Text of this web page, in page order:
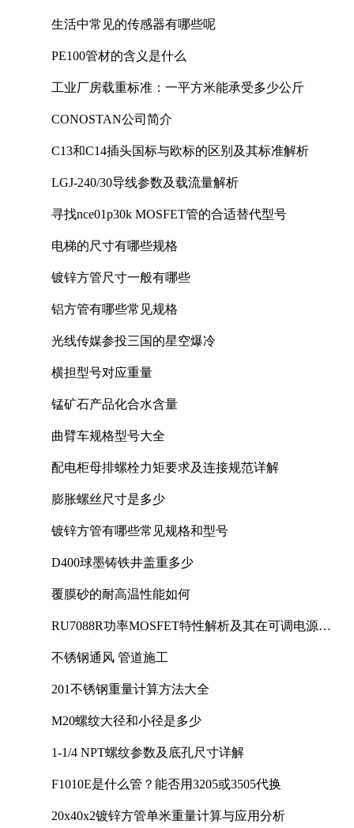
生活中常见的传感器有哪些呢
PE100管材的含义是什么
工业厂房载重标准：一平方米能承受多少公斤
CONOSTAN公司简介
C13和C14插头国标与欧标的区别及其标准解析
LGJ-240/30导线参数及载流量解析
寻找nce01p30k MOSFET管的合适替代型号
电梯的尺寸有哪些规格
镀锌方管尺寸一般有哪些
铝方管有哪些常见规格
光线传媒参投三国的星空爆冷
横担型号对应重量
锰矿石产品化合水含量
曲臂车规格型号大全
配电柜母排螺栓力矩要求及连接规范详解
膨胀螺丝尺寸是多少
镀锌方管有哪些常见规格和型号
D400球墨铸铁井盖重多少
覆膜砂的耐高温性能如何
RU7088R功率MOSFET特性解析及其在可调电源设
不锈钢通风 管道施工
201不锈钢重量计算方法大全
M20螺纹大径和小径是多少
1-1/4 NPT螺纹参数及底孔尺寸详解
F1010E是什么管？能否用3205或3505代换
20x40x2镀锌方管单米重量计算与应用分析